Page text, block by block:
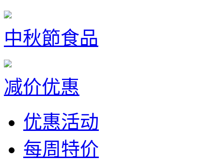
中秋節食品
减价优惠
优惠活动
每周特价